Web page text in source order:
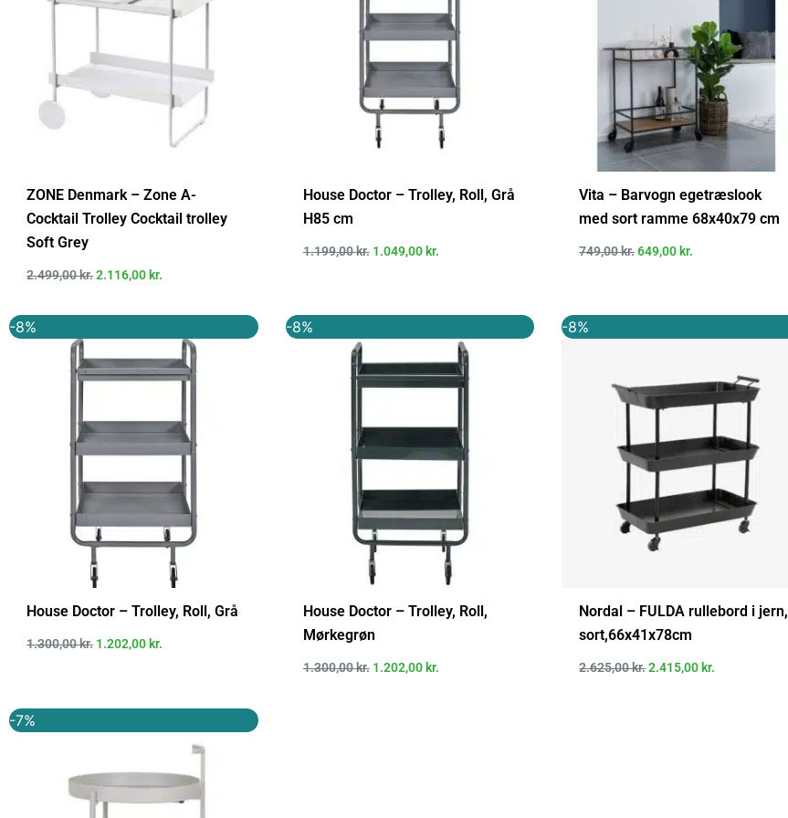
ZONE Denmark – Zone A-
Cocktail Trolley Cocktail trolley
Soft Grey
2.499,00kr.2.116,00 kr.
House Doctor – Trolley, Roll, Grå
H85 cm
1.199,00kr. 1.049,00 kr.
Vita – Barvogn egetræslook
med sort ramme 68x40x79 cm
749,00kr.649,00 kr.
-8%
House Doctor – Trolley, Roll, Grå
1.300,00kr.
oprindelige
pris
var:
1.202,00 kr.
aktuelle
pris
er:
-8%
House Doctor – Trolley, Roll,
Mørkegrøn
1.300,00kr.
oprindelige
var:
1.300,00 kr..
1.202,00 kr.
aktuelle
pris
er:
1.202,00 kr..
-8%
Nordal – FULDA rullebord i jern,
sort,66x41x78cm
2.625,00kr.
oprindelige
2.625,00 kr..
2.415,00 kr.
aktuelle
2.415,00 kr..
-7%
oprindeligeaktuelle
559,00 kr..